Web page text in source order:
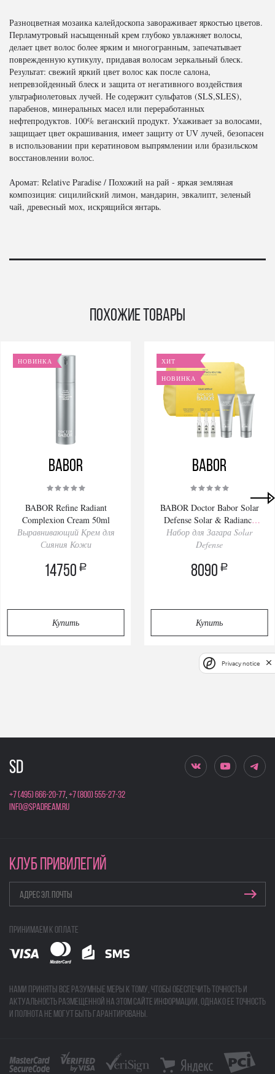
Разноцветная мозаика калейдоскопа завораживает яркостью цветов.
Перламутровый насыщенный крем глубоко увлажняет волосы,
делает цвет волос более ярким и многогранным, запечатывает
поврежденную кутикулу, придавая волосам зеркальный блеск.
Результат: свежий яркий цвет волос как после салона,
непревзойденный блеск и защита от негативного воздействия
ультрафиолетовых лучей. Не содержит сульфатов (SLS,SLES),
парабенов, минеральных масел или переработанных
нефтепродуктов. 100% веганский продукт. Ухаживает за волосами,
защищает цвет окрашивания, имеет защиту от UV лучей, безопасен
в использовании при кератиновом выпрямлении или бразильском
восстановлении волос.
Аромат: Relative Paradise / Похожий на рай - яркая земляная
композиция: сицилийский лимон, мандарин, эвкалипт, зеленый
чай, древесный мох, искрящийся янтарь.
Похожие товары
НОВИНКА
BABOR
BABOR Refine Radiant
Complexion Cream 50ml
Выравнивающий Крем для
Сияния Кожи
14750 a
Купить
ХИТ
НОВИНКА
BABOR
BABOR Doctor Babor Solar
Defense Solar & Radiance
Routine Set
Набор для Загара Solar
Defense
8090 a
Купить
+7 (495) 666-20-77,+7 (800) 555-27-32
info@spadream.ru
КЛУБ ПРИВИЛЕГИЙ
Принимаем к оплате
Нами приняты все разумные меры к тому, чтобы обеспечить точность и
актуальность размещенной на этом сайте информации, однако ее точность
и полнота не могут быть гарантированы.
Privacy notice